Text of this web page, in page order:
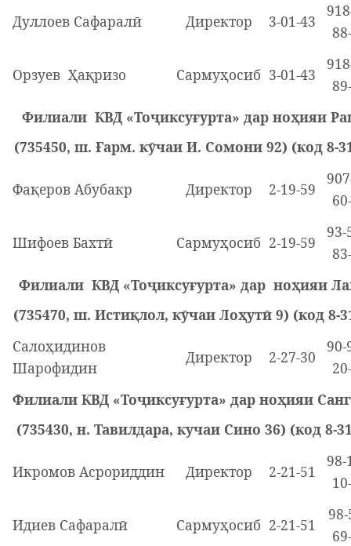
Дуллоев Сафаралӣ Директор 3-01-43
Орзуев Ҳақризо Сармуҳосиб 3-01-43
Филиали КВД «Тоҷиксуғурта» дар ноҳияи
(735450, ш. Ғарм. кӯчаи И. Сомони 92) (код 8-
Фақеров Абубакр Директор 2-19-59
Шифоев Бахтӣ Сармуҳосиб 2-19-59
93-
Филиали КВД «Тоҷиксуғурта» дар ноҳияи
(735470, ш. Истиқлол, кӯчаи Лоҳутӣ 9) (код 8-
Салоҳидинов
Шарофидин
Директор 2-27-30
90-
Филиали КВД «Тоҷиксуғурта» дар ноҳияи
(735430, н. Тавилдара, кучаи Сино 36) (код 8-
Икромов Асрориддин Директор 2-21-51
98-
Идиев Сафаралӣ Сармуҳосиб 2-21-51